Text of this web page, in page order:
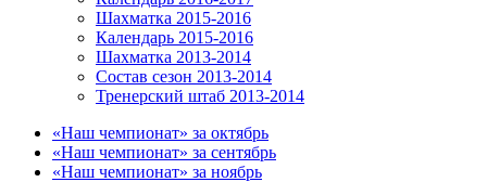
Шахматка 2015-2016
Календарь 2015-2016
Шахматка 2013-2014
Состав сезон 2013-2014
Тренерский штаб 2013-2014
«Наш чемпионат» за октябрь
«Наш чемпионат» за сентябрь
«Наш чемпионат» за ноябрь